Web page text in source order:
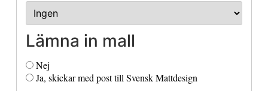
Lämna in mall
Nej
Ja, skickar med post till Svensk Mattdesign